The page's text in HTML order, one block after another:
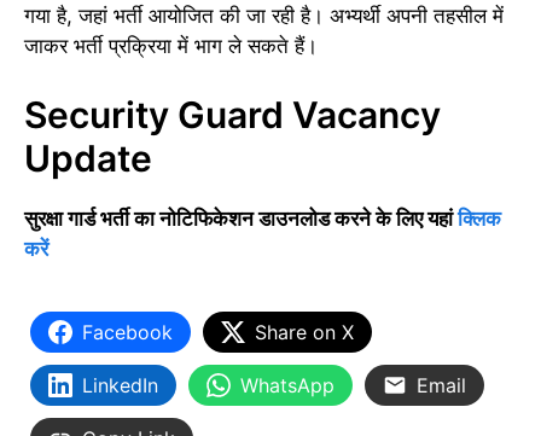
गया है, जहां भर्ती आयोजित की जा रही है। अभ्यर्थी अपनी तहसील में
जाकर भर्ती प्रक्रिया में भाग ले सकते हैं।
Security Guard Vacancy
Update
सुरक्षा गार्ड भर्ती का नोटिफिकेशन डाउनलोड करने के लिए यहांक्लिक
करें
Facebook Share on X
LinkedIn WhatsApp Email